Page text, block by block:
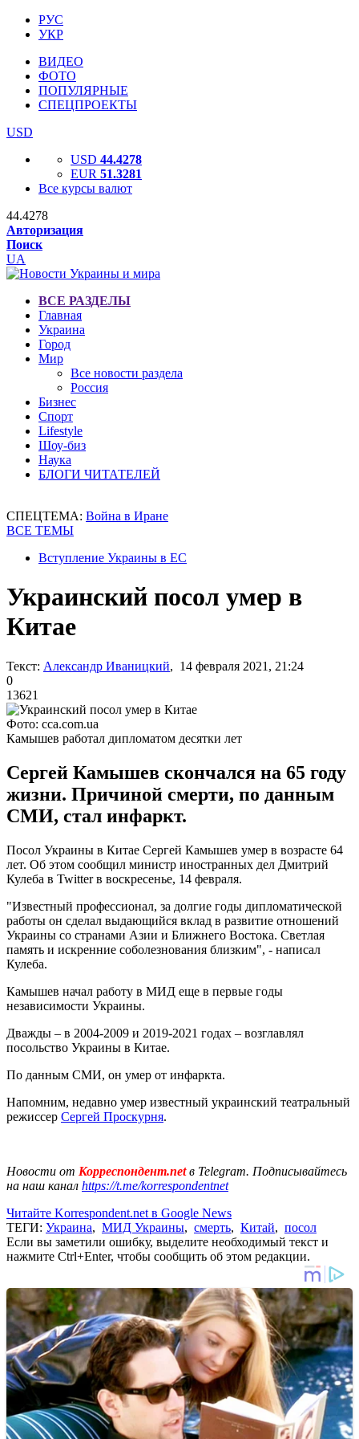
РУС
УКР
ВИДЕО
ФОТО
ПОПУЛЯРНЫЕ
СПЕЦПРОЕКТЫ
USD
USD 44.4278
EUR 51.3281
Все курсы валют
44.4278
Авторизация
Поиск
UA
ВСЕ РАЗДЕЛЫ
Главная
Украина
Город
Мир
Все новости раздела
Россия
Бизнес
Спорт
Lifestyle
Шоу-биз
Наука
БЛОГИ ЧИТАТЕЛЕЙ
СПЕЦТЕМА: Война в Иране
ВСЕ ТЕМЫ
Вступление Украины в ЕС
Украинский посол умер в
Китае
Текст: Александр Иваницкий, 14 февраля 2021, 21:24
0
13621
Фото: cca.com.ua
Камышев работал дипломатом десятки лет
Сергей Камышев скончался на 65 году
жизни. Причиной смерти, по данным
СМИ, стал инфаркт.
Посол Украины в Китае Сергей Камышев умер в возрасте 64
лет. Об этом сообщил министр иностранных дел Дмитрий
Кулеба в Twitter в воскресенье, 14 февраля.
"Известный профессионал, за долгие годы дипломатической
работы он сделал выдающийся вклад в развитие отношений
Украины со странами Азии и Ближнего Востока. Светлая
память и искренние соболезнования близким", - написал
Кулеба.
Камышев начал работу в МИД еще в первые годы
независимости Украины.
Дважды – в 2004-2009 и 2019-2021 годах – возглавлял
посольство Украины в Китае.
По данным СМИ, он умер от инфаркта.
Напомним, недавно умер известный украинский театральный
режиссер Сергей Проскурня.
Новости от Корреспондент.netв Telegram. Подписывайтесь
на наш канал https://t.me/korrespondentnet
Читайте Korrespondent.net в Google News
ТЕГИ: Украина, МИД Украины, смерть, Китай, посол
Если вы заметили ошибку, выделите необходимый текст и
нажмите Ctrl+Enter, чтобы сообщить об этом редакции.